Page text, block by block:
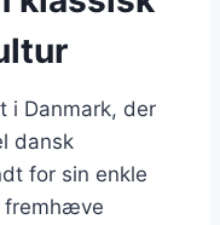
i Danmark, der
dansk
for sin enkle
fremhæve